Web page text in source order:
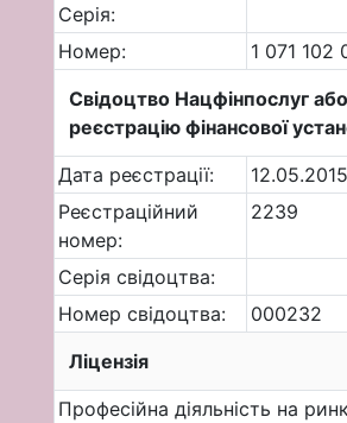
Серія:
Номер:
1 071 102
Свідоцтво Нацфінпослуг
реєстрацію фінансової
Дата реєстрації:
12.05.2015
Реєстраційний
номер:
2239
Серія свідоцтва:
Номер свідоцтва:
000232
Ліцензія
Професійна діяльність на